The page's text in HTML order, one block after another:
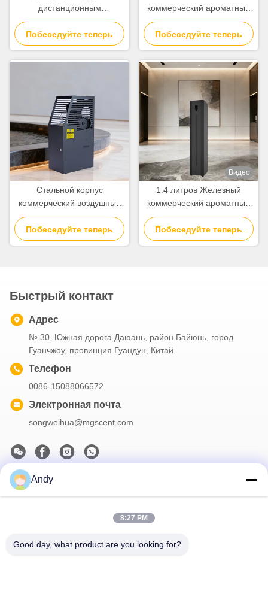
дистанционным
управлением Bluetooth с
интеллектуальным
дисплеем
Побеседуйте теперь
коммерческий ароматный
диффузер с Wi-Fi Bluetooth
APP управления
Побеседуйте теперь
Стальной корпус
коммерческий воздушный
аромат с 5000cbm охват
1000ml вместимость
Побеседуйте теперь
Видео
1.4 литров Железный
коммерческий ароматный
диффузор 1400 мл
Масляная емкость
Беспроводной ароматный
Побеседуйте теперь
Быстрый контакт
Адрес
№ 30, Южная дорога Даюань, район Байюнь, город
Гуанчжоу, провинция Гуандун, Китай
Телефон
0086-15088066572
Электронная почта
songweihua@mgscent.com
Наш бюллетень
получения скидок и прочего.
Andy
8:27 PM
Good day, what product are you looking for?